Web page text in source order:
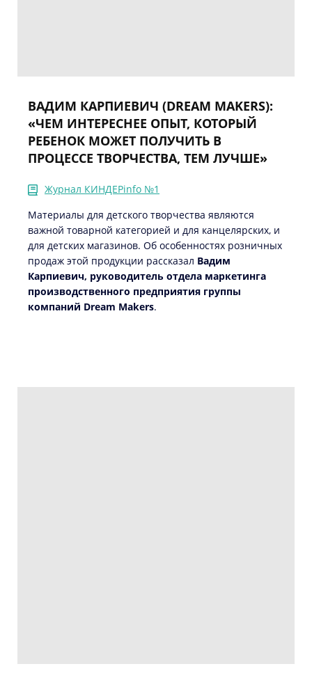
ВАДИМ КАРПИЕВИЧ (DREAM MAKERS):
«ЧЕМ ИНТЕРЕСНЕЕ ОПЫТ, КОТОРЫЙ
РЕБЕНОК МОЖЕТ ПОЛУЧИТЬ В
ПРОЦЕССЕ ТВОРЧЕСТВА, ТЕМ ЛУЧШЕ»
Журнал КИНДЕРinfo №1
Материалы для детского творчества являются
важной товарной категорией и для канцелярских, и
для детских магазинов. Об особенностях розничных
продаж этой продукции рассказал Вадим
Карпиевич, руководитель отдела маркетинга
производственного предприятия группы
компаний Dream Makers.